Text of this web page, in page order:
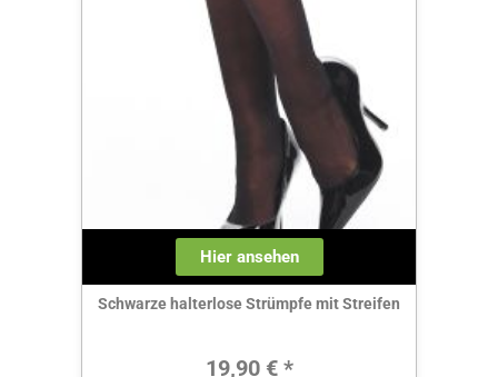
Hier ansehen
Schwarze halterlose Strümpfe mit Streifen
Regulärer Preis:
19,90 € *